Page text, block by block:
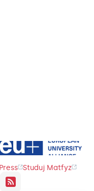
Studuj Matfyz